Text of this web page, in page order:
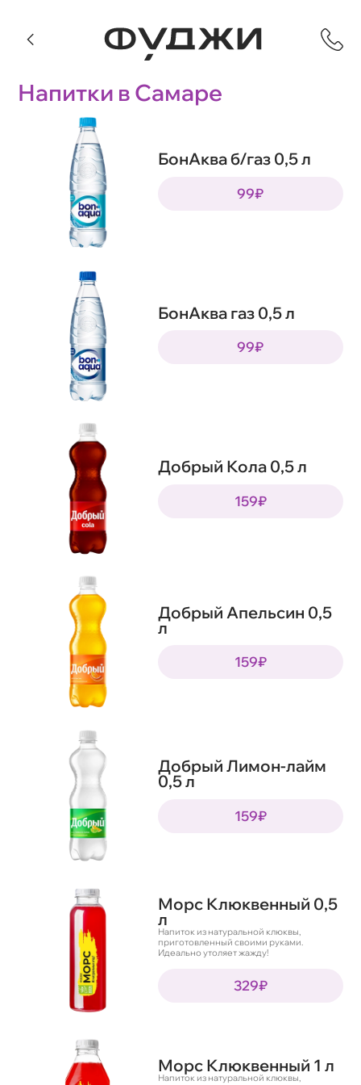
Напитки в Самаре
БонАква б/газ 0,5 л
99₽
БонАква газ 0,5 л
99₽
Добрый Кола 0,5 л
159₽
Добрый Апельсин 0,5
л
159₽
Добрый Лимон-лайм
0,5 л
159₽
Морс Клюквенный 0,5
л
Напиток из натуральной клюквы,
приготовленный своими руками.
Идеально утоляет жажду!
329₽
Морс Клюквенный 1 л
Напиток из натуральной клюквы,